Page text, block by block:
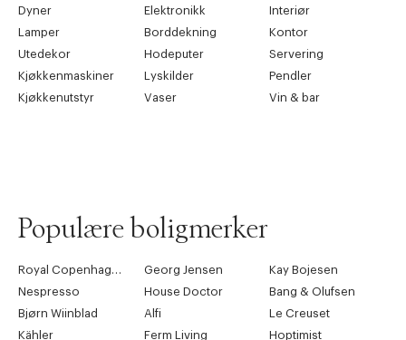
Dyner
Elektronikk
Interiør
Lamper
Borddekning
Kontor
Utedekor
Hodeputer
Servering
Kjøkkenmaskiner
Lyskilder
Pendler
Kjøkkenutstyr
Vaser Vin & bar
Populære boligmerker
Royal Copenhagen Georg Jensen
Kay Bojesen
Nespresso
House Doctor
Bang & Olufsen
Bjørn Wiinblad
Alfi
Le Creuset
Kähler
Ferm Living
Hoptimist